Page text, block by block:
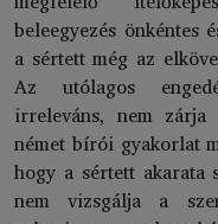
beleegyezés önkéntes
a sértett még az
Az utólagos
irreleváns, nem
német bírói gyakorlat
hogy a sértett akarata
nem vizsgálja a